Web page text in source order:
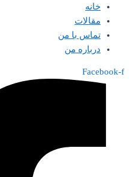
خانه
مقالات
تماس با من
درباره من
Facebook-f